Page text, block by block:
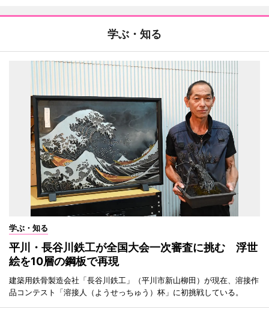
学ぶ・知る
学ぶ・知る
平川・長谷川鉄工が全国大会一次審査に挑む 浮世
絵を10層の鋼板で再現
建築用鉄骨製造会社「長谷川鉄工」（平川市新山柳田）が現在、溶接作
品コンテスト「溶接人（ようせっちゅう）杯」に初挑戦している。